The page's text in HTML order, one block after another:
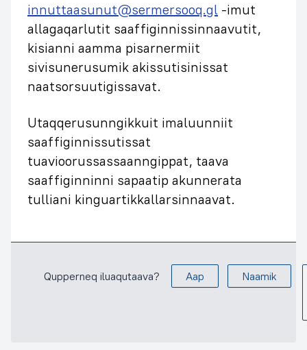
innuttaasunut@sermersooq.gl -imut
allagaqarlutit saaffiginnissinnaavutit,
kisianni aamma pisarnermiit
sivisunerusumik akissutisinissat
naatsorsuutigissavat.
Utaqqerusunngikkuit imaluunniit
saaffiginnissutissat
tuavioorussassaanngippat, taava
saaffiginninni sapaatip akunnerata
tulliani kinguartikkallarsinnaavat.
Qupperneq iluaqutaava? Aap Naamik